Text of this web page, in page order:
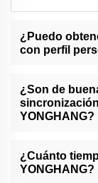
¿Puedo
con perfil
personalizados.
específicos y
necesidades.
¿Son de
YONGHANG?
robótica a
poliuretano para
de alto rendimiento.
¿Cuánto
YONGHANG?